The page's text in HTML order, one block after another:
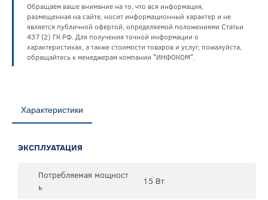
Обращаем ваше внимание на то, что вся информация,
размещенная на сайте, носит информационный характер и не
является публичной офертой, определяемой положениями Статьи
437 (2) ГК РФ. Для получения точной информации о
характеристиках, а также стоимости товаров и услуг, пожалуйста,
обращайтесь к менеджерам компании "ИНФОКОМ".
Характеристики
ЭКСПЛУАТАЦИЯ
Потребляемая мощност
ь
15 Вт